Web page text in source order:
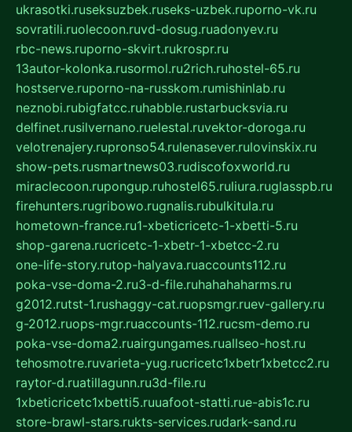
ukrasotki.ruseksuzbek.ruseks-uzbek.ruporno-vk.ru
sovratili.ruolecoon.ruvd-dosug.ruadonyev.ru
rbc-news.ruporno-skvirt.rukrospr.ru
13autor-kolonka.rusormol.ru2rich.ruhostel-65.ru
hostserve.ruporno-na-russkom.rumishinlab.ru
neznobi.rubigfatcc.ruhabble.rustarbucksvia.ru
delfinet.rusilvernano.ruelestal.ruvektor-doroga.ru
velotrenajery.rupronso54.rulenasever.rulovinskix.ru
show-pets.rusmartnews03.rudiscofoxworld.ru
miraclecoon.rupongup.ruhostel65.ruliura.ruglasspb.ru
firehunters.rugribowo.rugnalis.rubulkitula.ru
hometown-france.ru1-xbeticricetc-1-xbetti-5.ru
shop-garena.rucricetc-1-xbetr-1-xbetcc-2.ru
one-life-story.rutop-halyava.ruaccounts112.ru
poka-vse-doma-2.ru3-d-file.ruhahahaharms.ru
g2012.rutst-1.rushaggy-cat.ruopsmgr.ruev-gallery.ru
g-2012.ruops-mgr.ruaccounts-112.rucsm-demo.ru
poka-vse-doma2.ruairgungames.ruallseo-host.ru
tehosmotre.ruvarieta-yug.rucricetc1xbetr1xbetcc2.ru
raytor-d.ruatillagunn.ru3d-file.ru
1xbeticricetc1xbetti5.ruuafoot-statti.rue-abis1c.ru
store-brawl-stars.rukts-services.rudark-sand.ru